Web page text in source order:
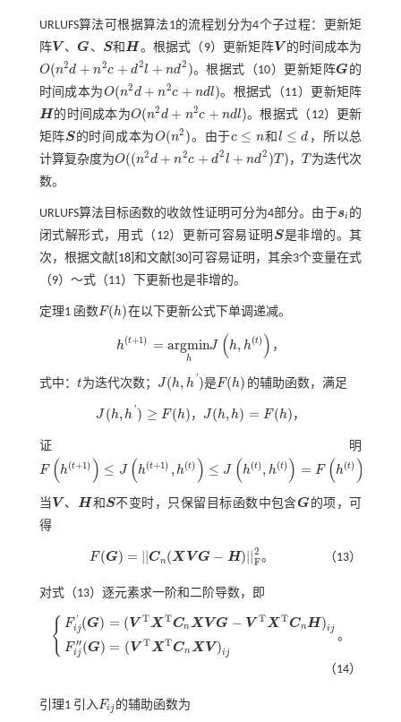
URLUFS算法可根据算法1的流程划分为4个子过程：更新矩
阵V
V 、 G
G 、 S
S 和H
H 。根据式（9） 更新矩阵V
V 的时间成本为
O(n2d + n2c + d2l + nd2 )
O(n2d+n2c+d2l +n d2 。根据式（10） 更新矩阵G
G 的
时间成本为O(n2d + n2c + ndl)
O(n2d+n2c+ndl ) 。根据式（11） 更新矩阵
H
H 的时间成本为O(n2d + n2c + ndl)
O(n2d+n2c +ndl ) 。根据式（12）
更新
矩阵S
S 的时间成本为O(n2 )
O(n2) 。由于c ≤ n
c≤n 和 l ≤ d
l≤ d
，所以总
计算复杂度为O((n2d + n2c + d2l + nd2 )T )
O(( n2d+n 2c +d2l+nd2 T) ，T
T 为迭代次
数。
URLUFS算法目标函数的收敛性证明可分为4部分。由于si
si 的
闭式解形式，用 式（12） 更新可容易证明 S
S 是非增的。其
次，根据文献[ 18 ]和文献[ 30 ]可容易证明，其余3个变量在式
（9）～式（11） 下更新也是非增的。
定理1函数F(h)
F( h) 在以下更新公式下单调递减。
h(t+1) = argmin
h
J (h, h(t))
h(t + 1) ar gminhJh,h( t) ，
式中： t
t为迭代次数； J(h, h ' )
J( h,h' ) 是F(h)
F(h) 的辅助函数，满足
J (h, h' ) ≥ F(h)
J( h,h')≥F (h ) ， J(h, h) = F(h)
J(h,h)=F( h) ，
证明
F (h(t+1) ) ≤ J (h(t+1) ,h(t) ) ≤ J (h(t), h(t) ) = F (h(t) )
Fh (t +1) ≤ Jh t +1) h( t) ≤Jh t ), h(t)=F h t)
当 V
V 、 H
H 和 S
S 不变时，只保留目标函数中包含G
G 的项，可
得
F(G) = ||Cn(X V G − H)||2
F
F( G)=|| Cn XVG-H)| |F 2 。 （13）
对式（13） 逐元素求一阶和二阶导数，即
{ F '
i j (G) = ( V TX TCnX V G − V TX TCnH)i j
F ′′
i j (G) = ( V TXTCnX V )i j
Fi )=( T nX G- TX j 。
（14）
引理1引入 Fi j
Fij 的辅助函数为